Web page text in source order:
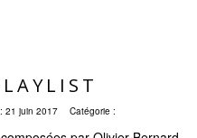
21 juin 2017 Catégorie :